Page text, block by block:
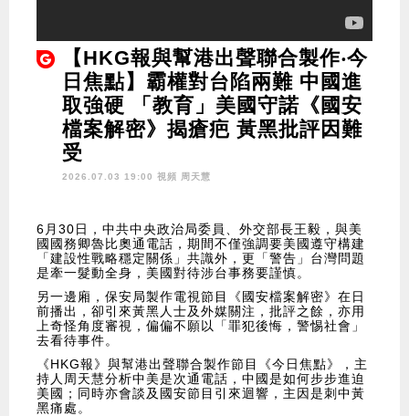
【HKG報與幫港出聲聯合製作‧今
日焦點】霸權對台陷兩難 中國進
取強硬 「教育」美國守諾《國安
檔案解密》揭瘡疤 黃黑批評因難
受
2026.07.03 19:00 視頻 周天慧
6月30日，中共中央政治局委員、外交部長王毅，與美
國國務卿魯比奧通電話，期間不僅強調要美國遵守構建
「建設性戰略穩定關係」共識外，更「警告」台灣問題
是牽一髮動全身，美國對待涉台事務要謹慎。
另一邊廂，保安局製作電視節目《國安檔案解密》在日
前播出，卻引來黃黑人士及外媒關注，批評之餘，亦用
上奇怪角度審視，偏偏不願以「罪犯後悔，警惕社會」
去看待事件。
《HKG報》與幫港出聲聯合製作節目《今日焦點》，主
持人周天慧分析中美是次通電話，中國是如何步步進迫
美國；同時亦會談及國安節目引來迴響，主因是刺中黃
黑痛處。